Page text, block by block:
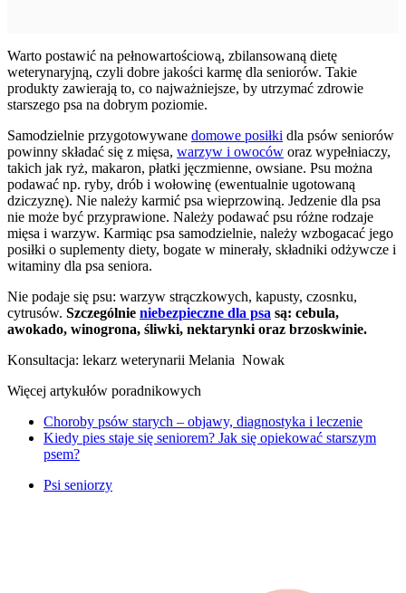
Warto postawić na pełnowartościową, zbilansowaną dietę
weterynaryjną, czyli dobre jakości karmę dla seniorów. Takie
produkty zawierają to, co najważniejsze, by utrzymać zdrowie
starszego psa na dobrym poziomie.
Samodzielnie przygotowywane domowe posiłki dla psów seniorów
powinny składać się z mięsa, warzyw i owoców oraz wypełniaczy,
takich jak ryż, makaron, płatki jęczmienne, owsiane. Psu można
podawać np. ryby, drób i wołowinę (ewentualnie ugotowaną
dziczyznę). Nie należy karmić psa wieprzowiną. Jedzenie dla psa
nie może być przyprawione. Należy podawać psu różne rodzaje
mięsa i warzyw. Karmiąc psa samodzielnie, należy wzbogacać jego
posiłki o suplementy diety, bogate w minerały, składniki odżywcze i
witaminy dla psa seniora.
Nie podaje się psu: warzyw strączkowych, kapusty, czosnku,
cytrusów. Szczególnie niebezpieczne dla psa są: cebula,
awokado, winogrona, śliwki, nektarynki oraz brzoskwinie.
Konsultacja: lekarz weterynarii Melania Nowak
Więcej artykułów poradnikowych
Choroby psów starych – objawy, diagnostyka i leczenie
Kiedy pies staje się seniorem? Jak się opiekować starszym
psem?
Psi seniorzy